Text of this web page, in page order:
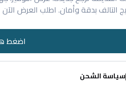
التالف بدقة وأمان. اطلب العرض الآن
اضغط
سياسة الشحن